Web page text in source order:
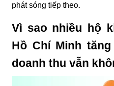
phát sóng tiếp theo.
Vì sao nhiều hộ
Hồ Chí Minh
doanh thu vẫn